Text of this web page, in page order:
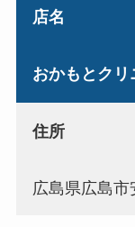
店名
おかもとクリ
住所
広島県広島市